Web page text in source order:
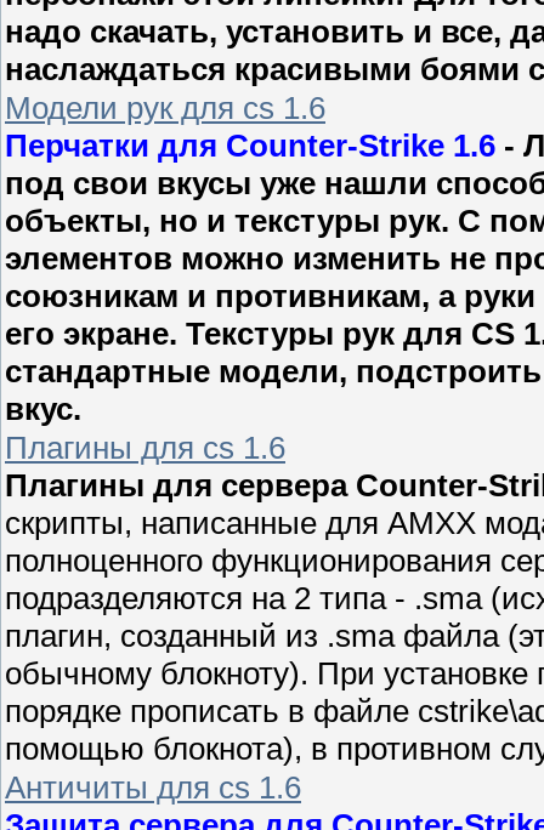
надо скачать, установить и все,
наслаждаться красивыми боями
Модели рук для cs 1.6
Перчатки для Counter-Strike 1.6 -
под свои вкусы уже нашли
объекты, но и текстуры рук. С
элементов можно изменить не
союзникам и противникам, а
его экране. Текстуры рук для CS
стандартные модели,
вкус.
Плагины для cs 1.6
Плагины для сервера Counter-
скрипты, написанные для AMXX
полноценного функционирования
подразделяются на 2 типа - .sma
плагин, созданный из .sma файла
обычному блокноту). При
порядке прописать в файле
помощью блокнота), в противном
Античиты для cs 1.6